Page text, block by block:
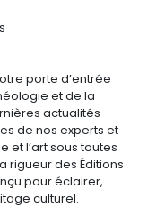
porte d’entrée
et de la
actualités
de nos experts et
et l’art sous toutes
rigueur des Éditions
pour éclairer,
culturel.